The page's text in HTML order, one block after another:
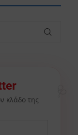
κλάδο της